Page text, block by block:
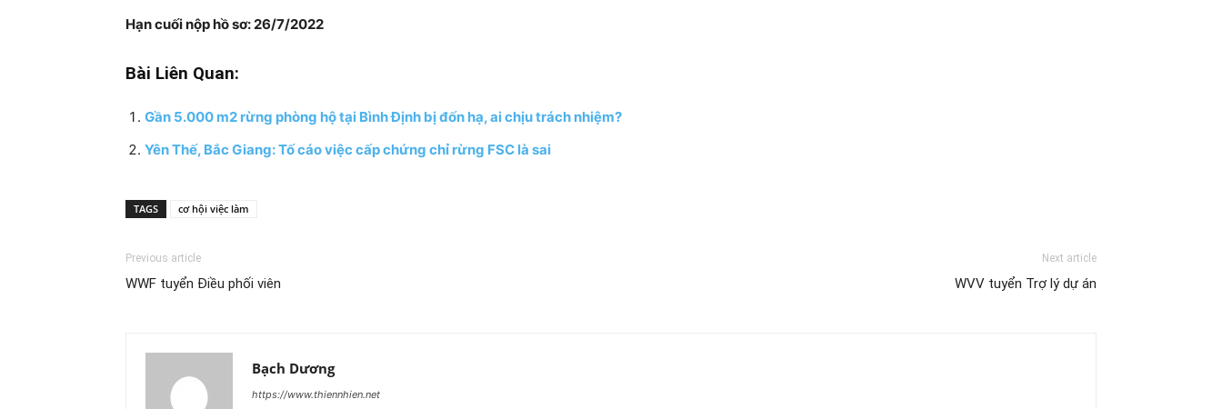
Hạn cuối nộp hồ sơ:26/7/2022
Bài Liên Quan:
Gần 5.000 m2 rừng phòng hộ tại Bình Định bị đốn hạ, ai chịu trách nhiệm?
Yên Thế, Bắc Giang: Tố cáo việc cấp chứng chỉ rừng FSC là sai
TAGS cơ hội việc làm
Previous article
WWF tuyển Điều phối viên
Next article
WVV tuyển Trợ lý dự án
Bạch Dương
https://www.thiennhien.net